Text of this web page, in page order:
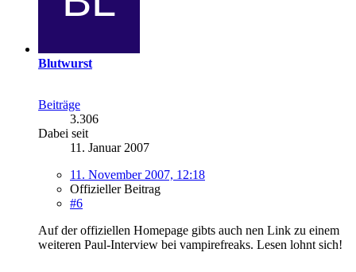
Blutwurst
Beiträge
3.306
Dabei seit
11. Januar 2007
11. November 2007, 12:18
Offizieller Beitrag
#6
Auf der offiziellen Homepage gibts auch nen Link zu einem
weiteren Paul-Interview bei vampirefreaks. Lesen lohnt sich!